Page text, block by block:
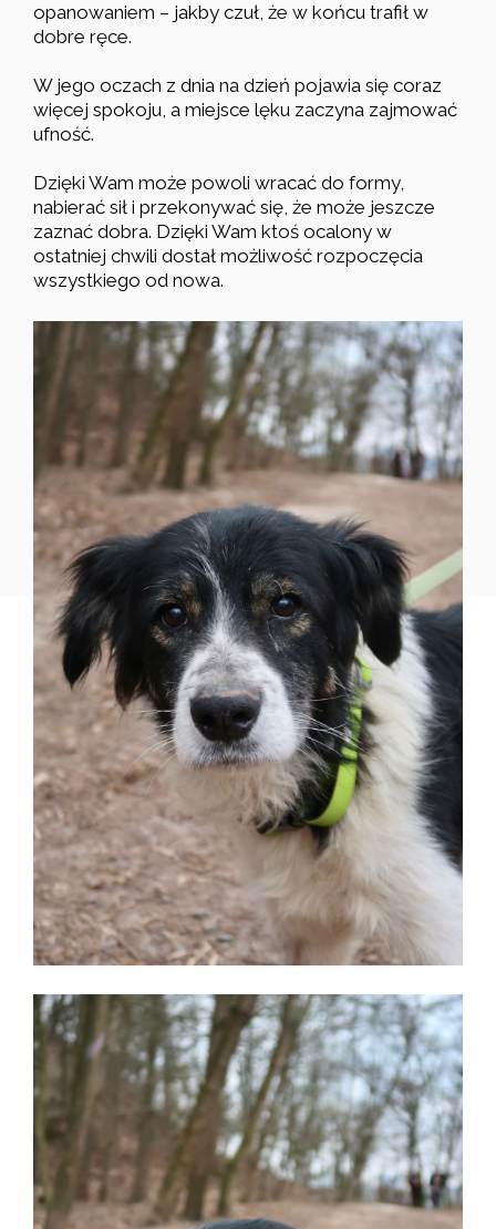
opanowaniem – jakby czuł, że w końcu trafił w
dobre ręce.
W jego oczach z dnia na dzień pojawia się coraz
więcej spokoju, a miejsce lęku zaczyna zajmować
ufność.
Dzięki Wam może powoli wracać do formy,
nabierać sił i przekonywać się, że może jeszcze
zaznać dobra. Dzięki Wam ktoś ocalony w
ostatniej chwili dostał możliwość rozpoczęcia
wszystkiego od nowa.